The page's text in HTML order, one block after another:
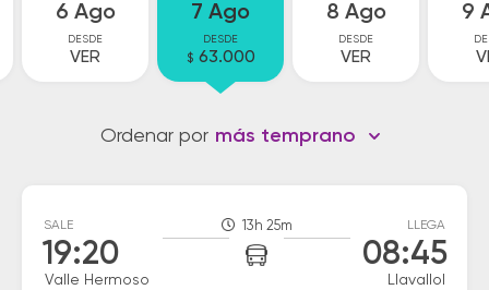
6 Ago
DESDE
VER
7 Ago
DESDE
$ 63.000
8 Ago
DESDE
VER
9
Ordenar por más temprano
SALE
19:20
Valle Hermoso
13h 25m LLEGA
08:45
Llavallol